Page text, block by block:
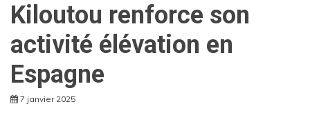
Kiloutou renforce son
activité élévation en
Espagne
7 janvier 2025